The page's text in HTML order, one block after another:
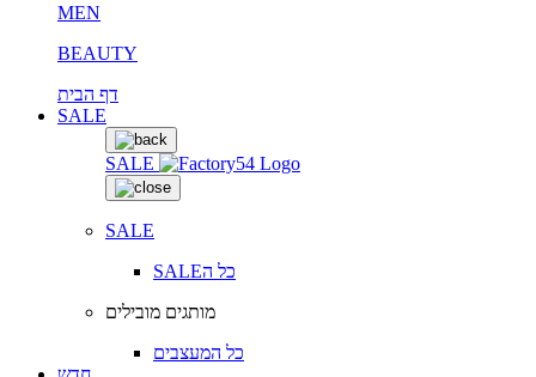
MEN
BEAUTY
דף הבית
SALE
SALE
SALE
SALEכל ה
מותגים מובילים
כל המעצבים